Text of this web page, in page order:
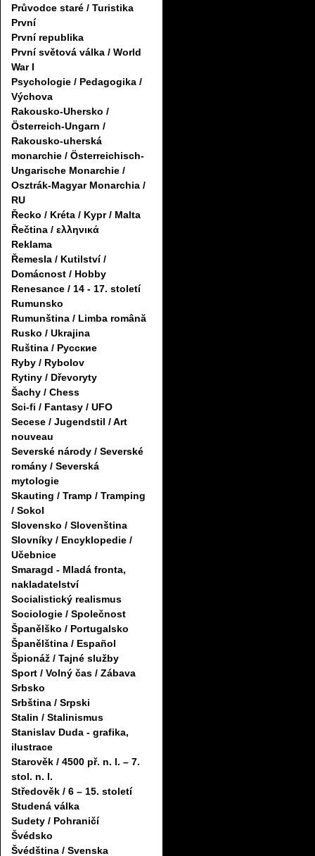
Průvodce staré / Turistika
První
První republika
První světová válka / World
War I
Psychologie / Pedagogika /
Výchova
Rakousko-Uhersko /
Österreich-Ungarn /
Rakousko-uherská
monarchie / Österreichisch-
Ungarische Monarchie /
Osztrák-Magyar Monarchia /
RU
Řecko / Kréta / Kypr / Malta
Řečtina / ελληνικά
Reklama
Řemesla / Kutilství /
Domácnost / Hobby
Renesance / 14 - 17. století
Rumunsko
Rumunština / Limba română
Rusko / Ukrajina
Ruština / Русские
Ryby / Rybolov
Rytiny / Dřevoryty
Šachy / Chess
Sci-fi / Fantasy / UFO
Secese / Jugendstil / Art
nouveau
Severské národy / Severské
romány / Severská
mytologie
Skauting / Tramp / Tramping
/ Sokol
Slovensko / Slovenština
Slovníky / Encyklopedie /
Učebnice
Smaragd - Mladá fronta,
nakladatelství
Socialistický realismus
Sociologie / Společnost
Španělško / Portugalsko
Španělština / Español
Špionáž / Tajné služby
Sport / Volný čas / Zábava
Srbsko
Srbština / Srpski
Stalin / Stalinismus
Stanislav Duda - grafika,
ilustrace
Starověk / 4500 př. n. l. – 7.
stol. n. l.
Středověk / 6 – 15. století
Studená válka
Sudety / Pohraničí
Švédsko
Švédština / Svenska